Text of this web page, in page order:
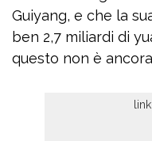
Guiyang, e che la
ben 2,7 miliardi di
questo non è